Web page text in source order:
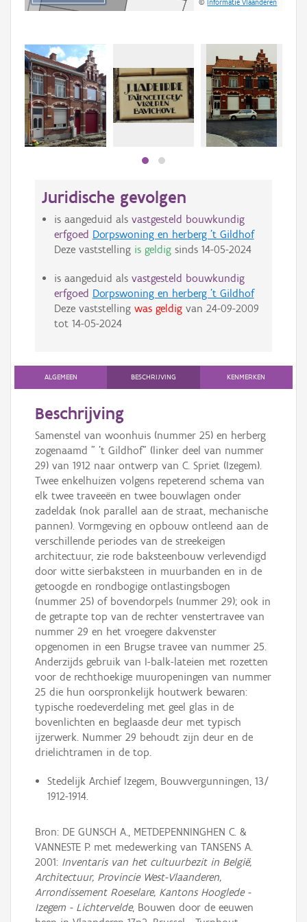
©Informatie Vlaanderen
Juridische gevolgen
is aangeduid als vastgesteld bouwkundig
erfgoed Dorpswoning en herberg 't Gildhof
Deze vaststelling is geldigsinds 14-05-2024
is aangeduid als vastgesteld bouwkundig
erfgoed Dorpswoning en herberg 't Gildhof
Deze vaststelling was geldigvan 24-09-2009
tot 14-05-2024
ALGEMEEN BESCHRIJVING KENMERKEN
Beschrijving
Samenstel van woonhuis (nummer 25) en herberg
zogenaamd " 't Gildhof" (linker deel van nummer
29) van 1912 naar ontwerp van C. Spriet (Izegem).
Twee enkelhuizen volgens repeterend schema van
elk twee traveeën en twee bouwlagen onder
zadeldak (nok parallel aan de straat, mechanische
pannen). Vormgeving en opbouw ontleend aan de
verschillende periodes van de streekeigen
architectuur, zie rode baksteenbouw verlevendigd
door witte sierbaksteen in muurbanden en in de
getoogde en rondbogige ontlastingsbogen
(nummer 25) of bovendorpels (nummer 29); ook in
de getrapte top van de rechter venstertravee van
nummer 29 en het vroegere dakvenster
opgenomen in een Brugse travee van nummer 25.
Anderzijds gebruik van I-balk-lateien met rozetten
voor de rechthoekige muuropeningen van nummer
25 die hun oorspronkelijk houtwerk bewaren:
typische roedeverdeling met geel glas in de
bovenlichten en beglaasde deur met typisch
ijzerwerk. Nummer 29 behoudt zijn deur en de
drielichtramen in de top.
Stedelijk Archief Izegem, Bouwvergunningen, 13/
1912-1914.
Bron: DE GUNSCH A., METDEPENNINGHEN C. &
VANNESTE P. met medewerking van TANSENS A.
2001: Inventaris van het cultuurbezit in België,
Architectuur, Provincie West-Vlaanderen,
Arrondissement Roeselare, Kantons Hooglede -
Izegem - Lichtervelde, Bouwen door de eeuwen